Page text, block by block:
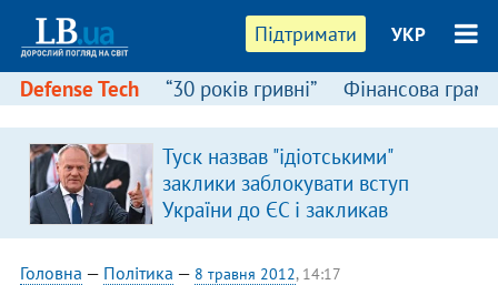
Підтримати УКР
Defense Tech “30 років гривні” Фінансова
Туск назвав "ідіотськими"
заклики заблокувати вступ
України до ЄС і закликав
припинити антиукраїнську
риторику
Головна — Політика — 8 травня 2012, 14:17